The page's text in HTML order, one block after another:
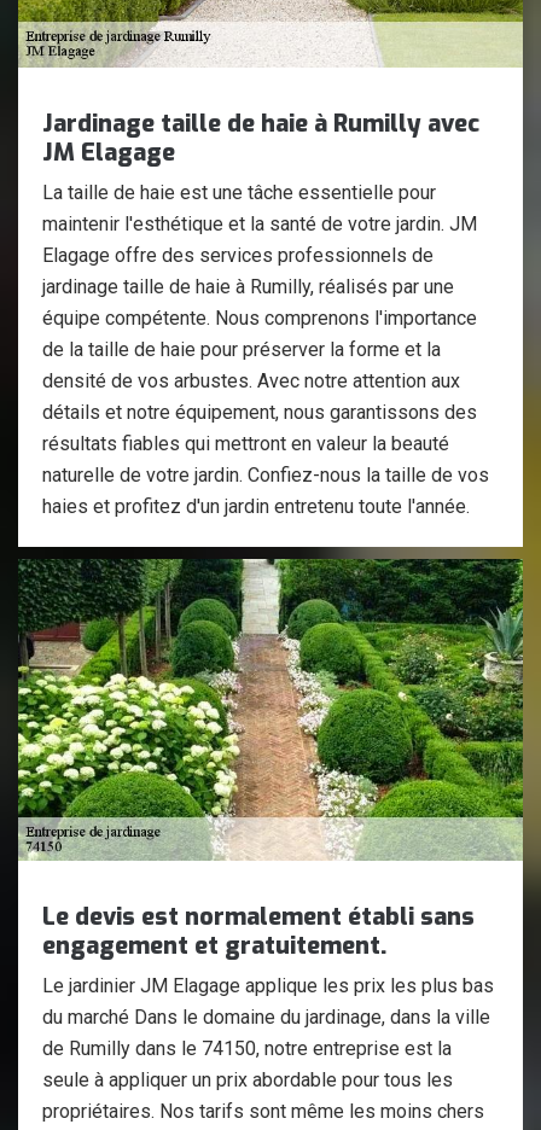
Jardinage taille de haie à Rumilly avec
JM Elagage
La taille de haie est une tâche essentielle pour
maintenir l'esthétique et la santé de votre jardin. JM
Elagage offre des services professionnels de
jardinage taille de haie à Rumilly, réalisés par une
équipe compétente. Nous comprenons l'importance
de la taille de haie pour préserver la forme et la
densité de vos arbustes. Avec notre attention aux
détails et notre équipement, nous garantissons des
résultats fiables qui mettront en valeur la beauté
naturelle de votre jardin. Confiez-nous la taille de vos
haies et profitez d'un jardin entretenu toute l'année.
Le devis est normalement établi sans
engagement et gratuitement.
Le jardinier JM Elagage applique les prix les plus bas
du marché Dans le domaine du jardinage, dans la ville
de Rumilly dans le 74150, notre entreprise est la
seule à appliquer un prix abordable pour tous les
propriétaires. Nos tarifs sont même les moins chers